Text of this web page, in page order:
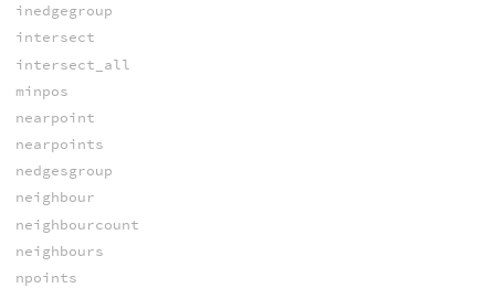
inedgegroup
intersect
intersect_all
minpos
nearpoint
nearpoints
nedgesgroup
neighbour
neighbourcount
neighbours
npoints